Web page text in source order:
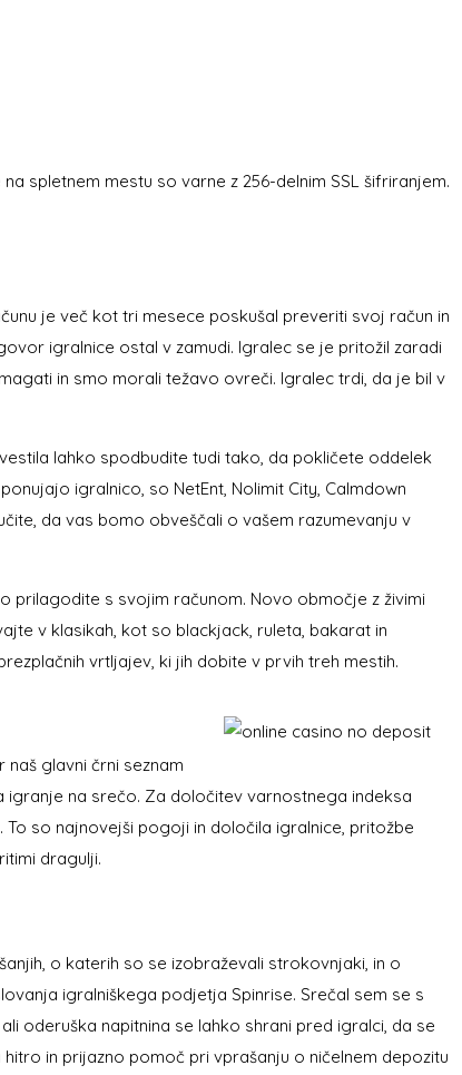
spletnem mestu so varne z 256-delnim SSL šifriranjem.
je več kot tri mesece poskušal preveriti svoj račun in
igralnice ostal v zamudi. Igralec se je pritožil zaradi
in smo morali težavo ovreči. Igralec trdi, da je bil v
lahko spodbudite tudi tako, da pokličete oddelek
igralnico, so NetEnt, Nolimit City, Calmdown
da vas bomo obveščali o vašem razumevanju v
prilagodite s svojim računom. Novo območje z živimi
v klasikah, kot so blackjack, ruleta, bakarat in
vrtljajev, ki jih dobite v prvih treh mestih.
naš glavni črni seznam
na srečo. Za določitev varnostnega indeksa
so najnovejši pogoji in določila igralnice, pritožbe
dragulji.
o katerih so se izobraževali strokovnjaki, in o
igralniškega podjetja Spinrise. Srečal sem se s
oderuška napitnina se lahko shrani pred igralci, da se
in prijazno pomoč pri vprašanju o ničelnem depozitu